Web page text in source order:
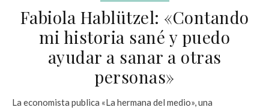
Fabiola Hablützel: «Contando
mi historia sané y puedo
ayudar a sanar a otras
personas»
La economista publica «La hermana del medio», una